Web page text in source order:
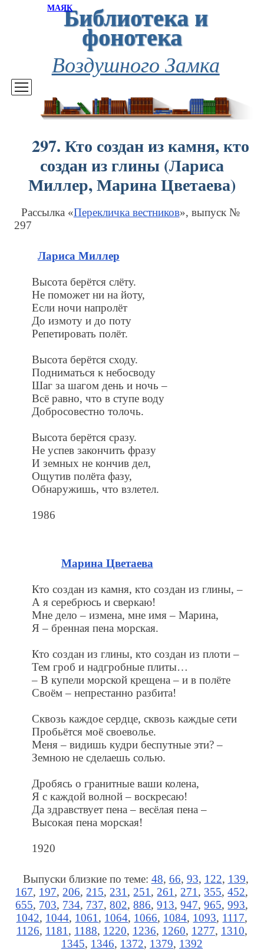
МАЯКБиблиотека и
фонотека
Воздушного Замка
297. Кто создан из камня, кто
создан из глины (Лариса
Миллер, Марина Цветаева)
Рассылка «Перекличка вестников», выпуск №
297
Лариса Миллер
Высота берётся слёту.
Не поможет ни на йоту,
Если ночи напролёт
До измоту и до поту
Репетировать полёт.
Высота берётся сходу.
Подниматься к небосводу
Шаг за шагом день и ночь –
Всё равно, что в ступе воду
Добросовестно толочь.
Высота берётся сразу.
Не успев закончить фразу
И земных не кончив дел,
Ощутив полёта фазу,
Обнаружишь, что взлетел.
1986
Марина Цветаева
Кто создан из камня, кто создан из глины, –
А я серебрюсь и сверкаю!
Мне дело – измена, мне имя – Марина,
Я – бренная пена морская.
Кто создан из глины, кто создан из плоти –
Тем гроб и надгробные плиты…
– В купели морской крещена – и в полёте
Своём – непрестанно разбита!
Сквозь каждое сердце, сквозь каждые сети
Пробьётся моё своеволье.
Меня – видишь кудри беспутные эти? –
Земною не сделаешь солью.
Дробясь о гранитные ваши колена,
Я с каждой волной – воскресаю!
Да здравствует пена – весёлая пена –
Высокая пена морская!
1920
Выпуски близкие по теме: 48, 66, 93, 122, 139,
167, 197,206,215,231,251,261,271, 355,452,
655, 703, 734, 737,802,886,913,947,965,993,
1042, 1044, 1061, 1064, 1066, 1084, 1093, 1117,
1126, 1181, 1188, 1220, 1236, 1260, 1277, 1310,
1345, 1346, 1372, 1379, 1392